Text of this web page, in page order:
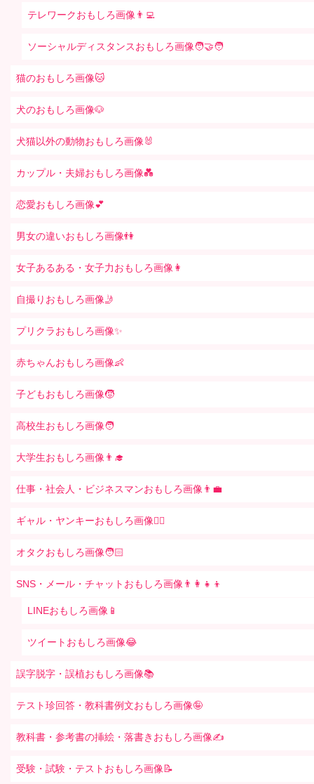
テレワークおもしろ画像👨‍💻
ソーシャルディスタンスおもしろ画像🧑‍🤝‍🧑
猫のおもしろ画像🐱
犬のおもしろ画像🐶
犬猫以外の動物おもしろ画像🐰
カップル・夫婦おもしろ画像💑
恋愛おもしろ画像💕
男女の違いおもしろ画像👫
女子あるある・女子力おもしろ画像👩
自撮りおもしろ画像🤳
プリクラおもしろ画像✨
赤ちゃんおもしろ画像👶
子どもおもしろ画像🧒
高校生おもしろ画像🧑
大学生おもしろ画像👨‍🎓
仕事・社会人・ビジネスマンおもしろ画像👨‍💼
ギャル・ヤンキーおもしろ画像👱‍♀️
オタクおもしろ画像🧑🏻
SNS・メール・チャットおもしろ画像👨‍👩‍👧‍👦
LINEおもしろ画像📱
ツイートおもしろ画像😂
誤字脱字・誤植おもしろ画像📚
テスト珍回答・教科書例文おもしろ画像🤪
教科書・参考書の挿絵・落書きおもしろ画像✍️
受験・試験・テストおもしろ画像📝